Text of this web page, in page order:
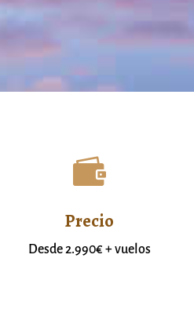

Precio
Desde 2.990€ + vuelos